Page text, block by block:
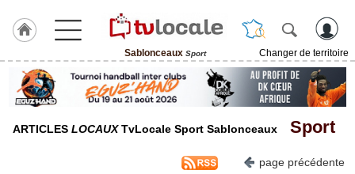
Sablonceaux Sport
Changer de territoire
J'adhère
Hulcoq
ACCUEIL
ARTICLES LOCAUXTvLocale Sport Sablonceaux Sport
page précédente